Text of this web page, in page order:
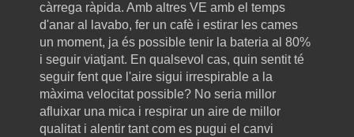
càrrega ràpida. Amb altres VE amb el temps
d'anar al lavabo, fer un cafè i estirar les cames
un moment, ja és possible tenir la bateria al 80%
i seguir viatjant. En qualsevol cas, quin sentit té
seguir fent que l'aire sigui irrespirable a la
màxima velocitat possible? No seria millor
afluixar una mica i respirar un aire de millor
qualitat i alentir tant com es pugui el canvi